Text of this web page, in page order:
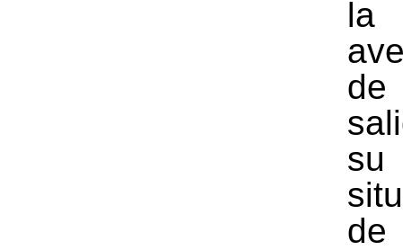
la
de
su
de